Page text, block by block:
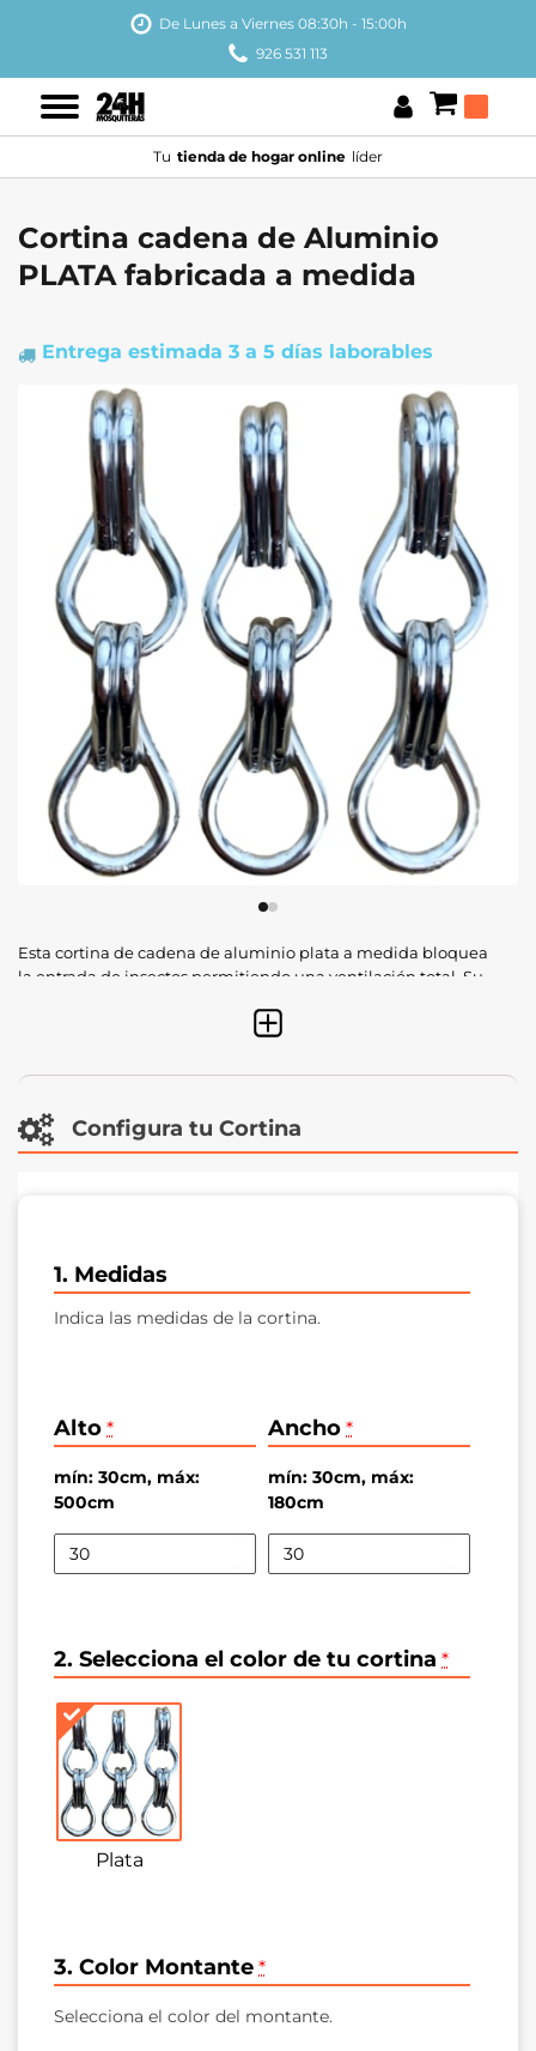
De Lunes a Viernes 08:30h - 15:00h
926 531 113
Tu tienda de hogar online líder
Cortina cadena de Aluminio
PLATA fabricada a medida
Entrega estimada 3 a 5 días laborables
Esta cortina de cadena de aluminio plata a medida bloquea
la entrada de insectos permitiendo una ventilación total. Su
frente al exterior, un paso cómodo sin manos y una estética
Configura tu Cortina
1. Medidas
Indica las medidas de la cortina.
Alto *
mín: 30cm, máx:
500cm
Ancho *
mín: 30cm, máx:
180cm
2. Selecciona el color de tu cortina *
Plata
3. Color Montante *
Selecciona el color del montante.